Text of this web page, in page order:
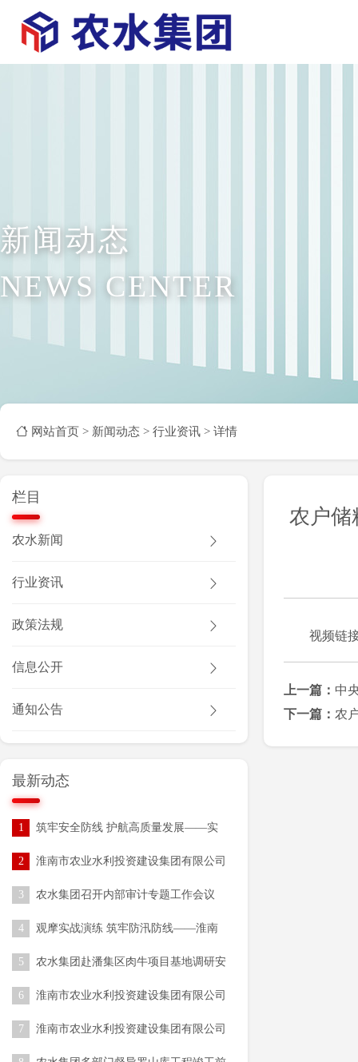
新闻动态
NEWS CENTER
网站首页 > 新闻动态 > 行业资讯 > 详情
栏目
农水新闻
行业资讯
政策法规
信息公开
通知公告
最新动态
1
筑牢安全防线 护航高质量发展——实
活动
2
淮南市农业水利投资建设集团有限公司
3
农水集团召开内部审计专题工作会议
4
观摩实战演练 筑牢防汛防线——淮南
灾害防御技能培训与实战演练
5
农水集团赴潘集区肉牛项目基地调研安
6
淮南市农业水利投资建设集团有限公司
交结果公告
7
淮南市农业水利投资建设集团有限公司
农户储
视频链
上一篇： 中
下一篇： 农